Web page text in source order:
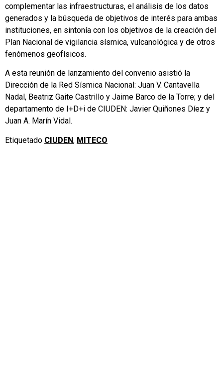
complementar las infraestructuras, el análisis de los datos
generados y la búsqueda de objetivos de interés para ambas
instituciones, en sintonía con los objetivos de la creación del
Plan Nacional de vigilancia sísmica, vulcanológica y de otros
fenómenos geofísicos.
A esta reunión de lanzamiento del convenio asistió la
Dirección de la Red Sísmica Nacional: Juan V. Cantavella
Nadal, Beatriz Gaite Castrillo y Jaime Barco de la Torre; y del
departamento de I+D+i de CIUDEN: Javier Quiñones Díez y
Juan A. Marín Vidal.
Etiquetado CIUDEN, MITECO